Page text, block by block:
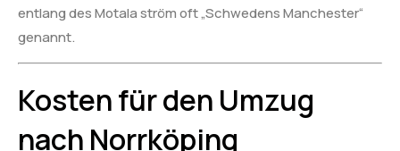
entlang des Motala ström oft „Schwedens Manchester“
genannt.
Kosten für den Umzug
nach Norrköping